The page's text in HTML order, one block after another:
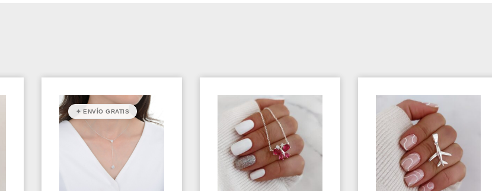
✦ ENVÍO GRATIS